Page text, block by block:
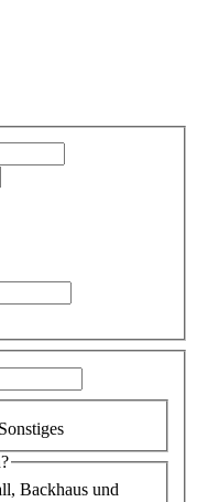
Sonstiges
Backhaus und